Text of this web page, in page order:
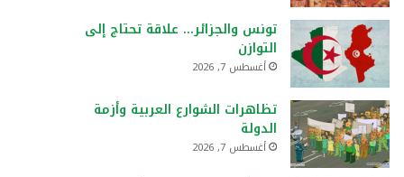
تونس والجزائر… علاقة تحتاج إلى
التوازن
أغسطس 7, 2026
تظاهرات الشوارع العربية وأزمة
الدولة
أغسطس 7, 2026